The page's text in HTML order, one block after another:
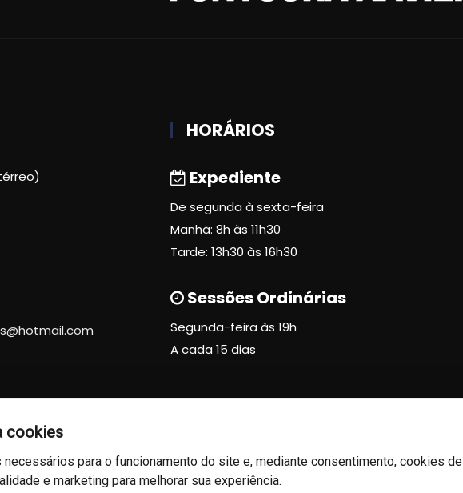
HORÁRIOS
Expediente
De segunda à sexta-feira
Manhã: 8h às 11h30
Tarde: 13h30 às 16h30
Sessões Ordinárias
Segunda-feira às 19h
A cada 15 dias
cookies
para o funcionamento do site e, mediante consentimento, cookies de
e marketing para melhorar sua experiência.